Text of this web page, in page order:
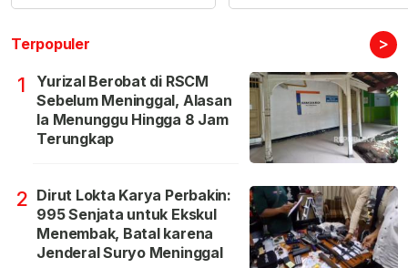
Terpopuler >
1
Yurizal Berobat di RSCM
Sebelum Meninggal, Alasan
Ia Menunggu Hingga 8 Jam
Terungkap
2 Dirut Lokta Karya Perbakin:
995 Senjata untuk Ekskul
Menembak, Batal karena
Jenderal Suryo Meninggal